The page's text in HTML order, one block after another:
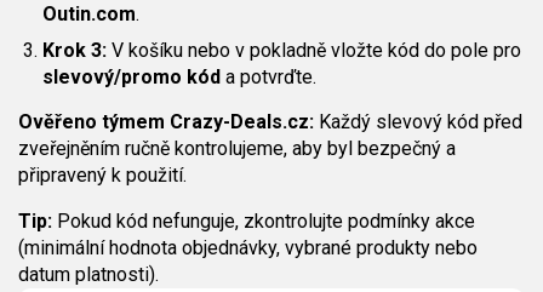
Outin.com.
Krok 3: V košíku nebo v pokladně vložte kód do pole pro
slevový/promo kód a potvrďte.
Ověřeno týmem Crazy-Deals.cz: Každý slevový kód před
zveřejněním ručně kontrolujeme, aby byl bezpečný a
připravený k použití.
Tip: Pokud kód nefunguje, zkontrolujte podmínky akce
(minimální hodnota objednávky, vybrané produkty nebo
datum platnosti).